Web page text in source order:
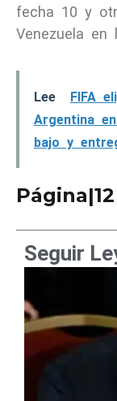
fecha 10 y
Venezuela en
Lee
FIFA
Argentina
bajo y
Página|12
Seguir